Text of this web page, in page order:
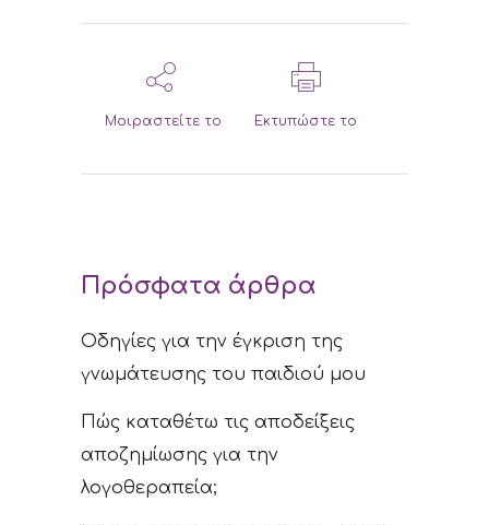
Μοιραστείτε το Εκτυπώστε το
Πρόσφατα άρθρα
Οδηγίες για την έγκριση της
γνωμάτευσης του παιδιού μου
Πώς καταθέτω τις αποδείξεις
αποζημίωσης για την
λογοθεραπεία;